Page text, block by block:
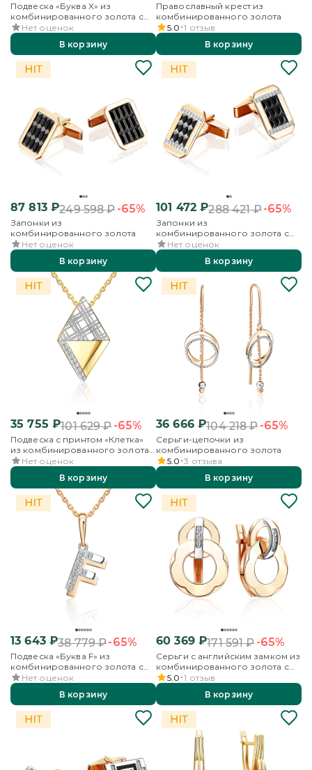
Подвеска «Буква X» из
комбинированного золота с
фианитами
Нет оценок
В корзину
Православный крест из
комбинированного золота
5.0 1 отзыв
В корзину
87 813₽249 598₽-65%
Запонки из
комбинированного золота
Нет оценок
В корзину
101 472 ₽288 421₽-65%
Запонки из
комбинированного золота с
фианитами
Нет оценок
В корзину
35 755 ₽101 629₽-65%
Подвеска с принтом «Клетка»
из комбинированного золота
с фианитами
Нет оценок
В корзину
36 666₽104 218₽-65%
Серьги-цепочки из
комбинированного золота
5.0 3 отзыва
В корзину
13 643₽38 779₽-65%
Подвеска «Буква F» из
комбинированного золота с
фианитами
Нет оценок
В корзину
60 369₽171 591₽-65%
Серьги с английским замком из
комбинированного золота с
бриллиантами
5.0 1 отзыв
В корзину